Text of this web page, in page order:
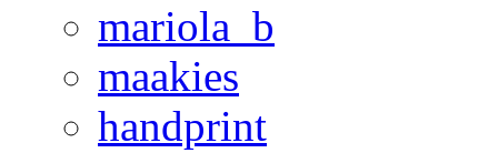
mariola_b
maakies
handprint